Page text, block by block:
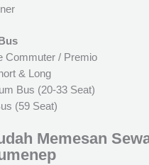
Commuter / Premio
& Long
Bus (20-33 Seat)
(59 Seat)
Memesan